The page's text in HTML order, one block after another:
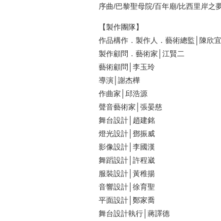
序曲/巴黎聖母院/百年廟/比西里岸之
【製作團隊】
作品構作．製作人．藝術總監│陳欣宜
製作顧問．藝術家│江賢二
藝術顧問│李玉玲
導演│謝杰樺
作曲家│邱浩源
聲音藝術家│張晏慈
舞台設計│趙建銘
燈光設計│鄧振威
影像設計│李國漢
舞蹈設計│許程崴
服裝設計│黃稚揚
音響設計│徐育聖
平面設計│鄭家喬
舞台設計執行│蔣譯德